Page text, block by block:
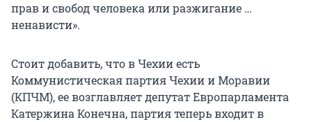
прав и свобод человека или разжигание …
ненависти».
Стоит добавить, что в Чехии есть
Коммунистическая партия Чехии и Моравии
(КПЧМ), ее возглавляет депутат Европарламента
Катержина Конечна, партия теперь входит в